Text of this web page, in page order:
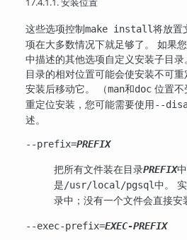
这些选项控制make install将放置
项在大多数情况下就足够了。 如果
中描述的其他选项自定义安装子目
目录的相对位置可能会使安装不可
安装后移动它。 （man和doc 位置不
重定位安装，您可能需要使用--
述。
--prefix=PREFIX
把所有文件装在目录PREFIX
是/usr/local/pgsql中。
录中；没有一个文件会直接安
--exec-prefix=EXEC-PREFIX